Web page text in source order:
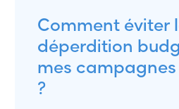
Comment éviter
déperdition
mes
?